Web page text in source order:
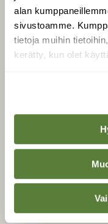
alan
sivustoamme.
tietoja muihin
kerätty, kun olet